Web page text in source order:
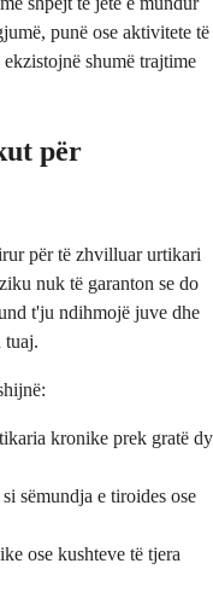
punë ose aktivitete të
shumë trajtime
për
për të zhvilluar urtikari
nuk të garanton se do
t'ju ndihmojë juve dhe
tuaj.
kronike prek gratë dy
sëmundja e tiroides ose
ose kushteve të tjera